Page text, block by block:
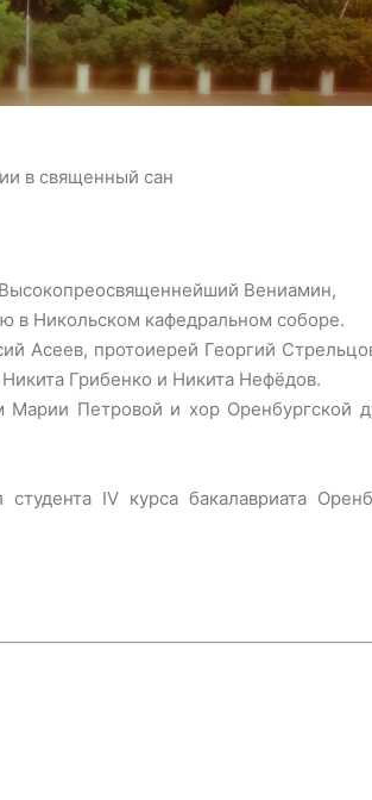
в священный сан
Вениамин,
в Никольском кафедральном соборе.
Асеев, протоиерей Георгий
Грибенко и Никита Нефёдов.
Петровой и хор Оренбургской
IV курса бакалавриата